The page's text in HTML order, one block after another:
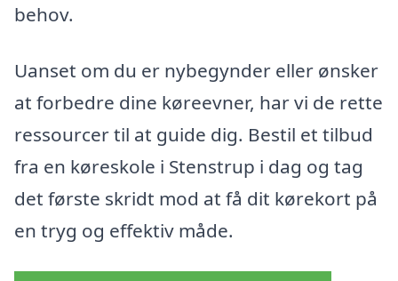
behov.
Uanset om du er nybegynder eller ønsker
at forbedre dine køreevner, har vi de rette
ressourcer til at guide dig. Bestil et tilbud
fra en køreskole i Stenstrup i dag og tag
det første skridt mod at få dit kørekort på
en tryg og effektiv måde.